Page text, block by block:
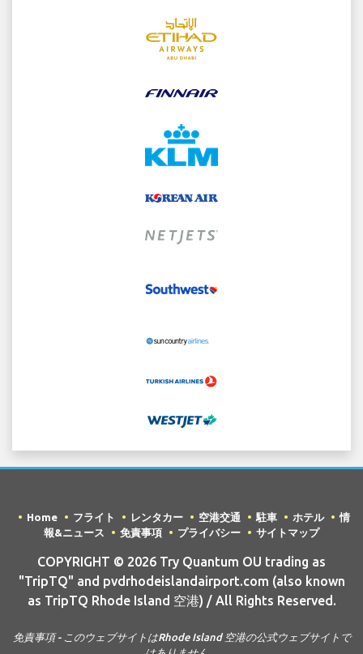
Home フライト レンタカー 空港交通 駐車 ホテル
情
報&ニュース
免責事項 プライバシー サイトマップ
COPYRIGHT © 2026 Try Quantum OU trading as
"TripTQ" and pvdrhodeislandairport.com (also known
as TripTQ Rhode Island 空港) / All Rights Reserved.
免責事項 - このウェブサイトはRhode Island 空港の公式ウェブサイトで